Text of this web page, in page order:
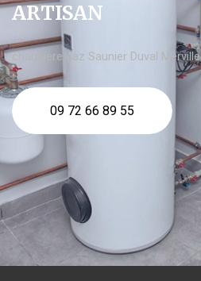
ARTISAN
chaudière gaz Saunier Duval Merville
09 72 66 89 55